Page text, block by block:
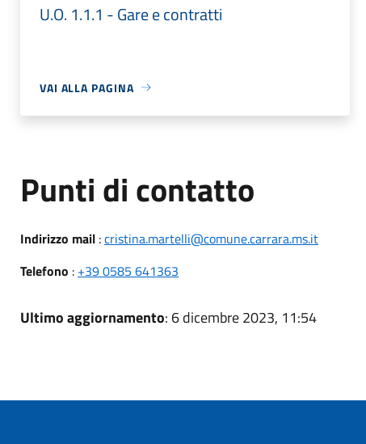
U.O. 1.1.1 - Gare e contratti
VAI ALLA PAGINA
Punti di contatto
Indirizzo mail:cristina.martelli@comune.carrara.ms.it
Telefono : +39 0585 641363
Ultimo aggiornamento: 6 dicembre 2023, 11:54